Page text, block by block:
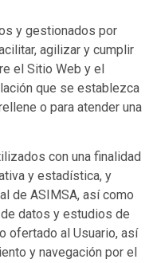
y gestionados por
agilizar y cumplir
el Sitio Web y el
que se establezca
o para atender una
con una finalidad
y estadística, y
de ASIMSA, así como
datos y estudios de
ofertado al Usuario, así
y navegación por el